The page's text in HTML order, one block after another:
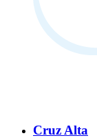
Cruz Alta